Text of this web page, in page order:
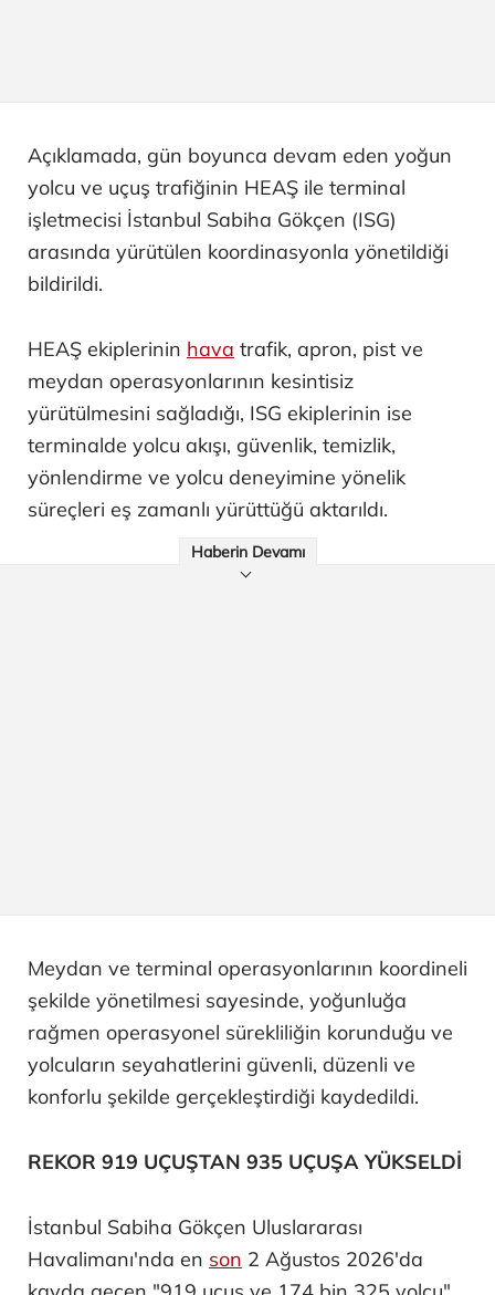
Açıklamada, gün boyunca devam eden yoğun
yolcu ve uçuş trafiğinin HEAŞ ile terminal
işletmecisi İstanbul Sabiha Gökçen (ISG)
arasında yürütülen koordinasyonla yönetildiği
bildirildi.
HEAŞ ekiplerinin hava trafik, apron, pist ve
meydan operasyonlarının kesintisiz
yürütülmesini sağladığı, ISG ekiplerinin ise
terminalde yolcu akışı, güvenlik, temizlik,
yönlendirme ve yolcu deneyimine yönelik
süreçleri eş zamanlı yürüttüğü aktarıldı.
Haberin Devamı
Meydan ve terminal operasyonlarının koordineli
şekilde yönetilmesi sayesinde, yoğunluğa
rağmen operasyonel sürekliliğin korunduğu ve
yolcuların seyahatlerini güvenli, düzenli ve
konforlu şekilde gerçekleştirdiği kaydedildi.
REKOR 919 UÇUŞTAN 935 UÇUŞA YÜKSELDİ
İstanbul Sabiha Gökçen Uluslararası
Havalimanı'nda en son 2 Ağustos 2026'da